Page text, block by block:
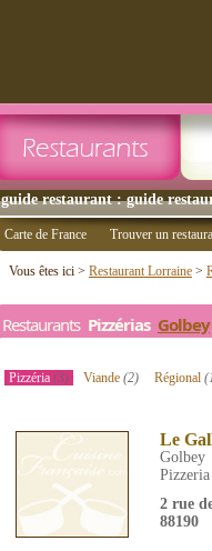
guide restaurant : guide
Carte de France Trouver un
Vous êtes ici > Restaurant Lorraine >
Restaurants Pizzérias Golbey
Pizzéria (3) Viande(2) Régional
Le
Golbey
Pizzeria
2 rue
88190